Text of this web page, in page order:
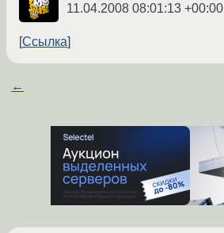
11.04.2008 08:01:13 +00:00
Ссылка
←